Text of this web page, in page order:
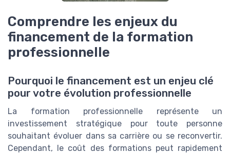
Comprendre les enjeux du
financement de la formation
professionnelle
Pourquoi le financement est un enjeu clé
pour votre évolution professionnelle
La formation professionnelle représente un
investissement stratégique pour toute personne
souhaitant évoluer dans sa carrière ou se reconvertir.
Cependant, le coût des formations peut rapidement